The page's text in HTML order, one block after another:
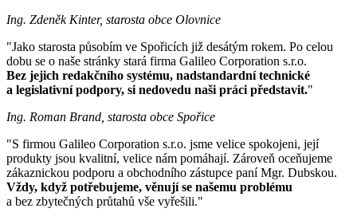
Ing. Zdeněk Kinter, starosta obce Olovnice
"Jako starosta působím ve Spořicích již desátým rokem. Po celou
dobu se o naše stránky stará firma Galileo Corporation s.r.o.
Bez jejich redakčního systému, nadstandardní technické
a legislativní podpory, si nedovedu naši práci představit."
Ing. Roman Brand, starosta obce Spořice
"S firmou Galileo Corporation s.r.o. jsme velice spokojeni, její
produkty jsou kvalitní, velice nám pomáhají. Zároveň oceňujeme
zákaznickou podporu a obchodního zástupce paní Mgr. Dubskou.
Vždy, když potřebujeme, věnují se našemu problému
a bez zbytečných průtahů vše vyřešili."